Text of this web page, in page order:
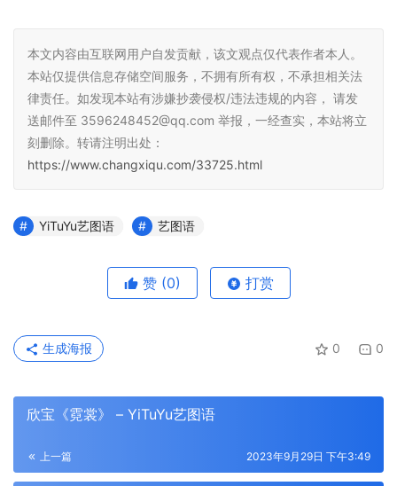
本文内容由互联网用户自发贡献，该文观点仅代表作者本人。
本站仅提供信息存储空间服务，不拥有所有权，不承担相关法
律责任。如发现本站有涉嫌抄袭侵权/违法违规的内容， 请发
送邮件至 3596248452@qq.com 举报，一经查实，本站将立
刻删除。转请注明出处：
https://www.changxiqu.com/33725.html
YiTuYu艺图语 艺图语
赞 (0) 打赏
0 0
生成海报
欣宝《霓裳》 – YiTuYu艺图语
上一篇 2023年9月29日 下午3:49